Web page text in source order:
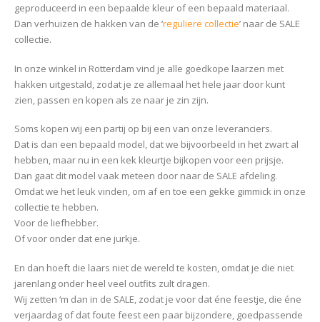
geproduceerd in een bepaalde kleur of een bepaald materiaal.
Dan verhuizen de hakken van de ‘reguliere collectie’ naar de SALE
collectie.
In onze winkel in Rotterdam vind je alle goedkope laarzen met
hakken uitgestald, zodat je ze allemaal het hele jaar door kunt
zien, passen en kopen als ze naar je zin zijn.
Soms kopen wij een partij op bij een van onze leveranciers.
Dat is dan een bepaald model, dat we bijvoorbeeld in het zwart al
hebben, maar nu in een kek kleurtje bijkopen voor een prijsje.
Dan gaat dit model vaak meteen door naar de SALE afdeling.
Omdat we het leuk vinden, om af en toe een gekke gimmick in onze
collectie te hebben.
Voor de liefhebber.
Of voor onder dat ene jurkje.
En dan hoeft die laars niet de wereld te kosten, omdat je die niet
jarenlang onder heel veel outfits zult dragen.
Wij zetten ‘m dan in de SALE, zodat je voor dat éne feestje, die éne
verjaardag of dat foute feest een paar bijzondere, goedpassende